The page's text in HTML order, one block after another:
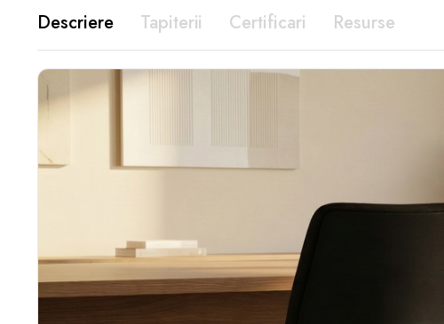
Tapiterii Certificari Resurse
Descriere